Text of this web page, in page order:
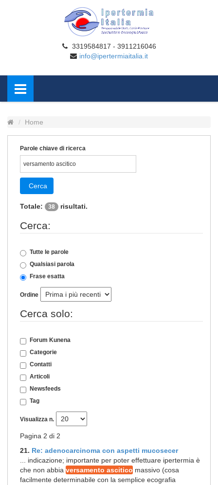
3319584817 - 3911216046
info@ipertermiaitalia.it
Home
Parole chiave di ricerca
Cerca
Totale: 38 risultati.
Cerca:
Tutte le parole
Qualsiasi parola
Frase esatta
Ordine
Cerca solo:
Forum Kunena
Categorie
Contatti
Articoli
Newsfeeds
Tag
Visualizza n.
Pagina 2 di 2
21. Re: adenocarcinoma con aspetti mucosecer
... indicazione; importante per poter effettuare ipertermia è
che non abbia versamento ascitico massivo (cosa
facilmente determinabile con la semplice ecografia